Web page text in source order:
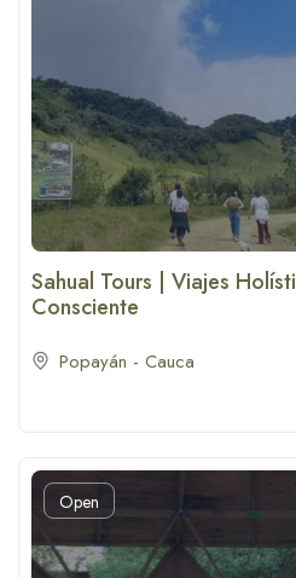
Sahual Tours | Viajes
Consciente
Popayán - Cauca
Open